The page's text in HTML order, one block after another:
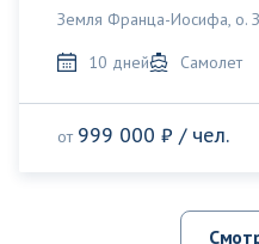
Земля Франца-Иосифа, о.
10 дней
Самолет
от 999 000 ₽ / чел.